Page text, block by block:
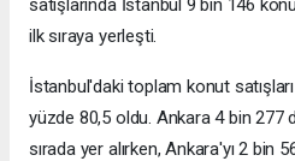
satışlarında İstanbul 9 bin 146
ilk sıraya yerleşti.
İstanbul'daki toplam konut satışları
yüzde 80,5 oldu. Ankara 4 bin 277
sırada yer alırken, Ankara'yı 2 bin